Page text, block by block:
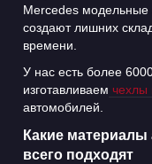
Mercedes
создают лишних
времени.
У нас есть более
изготавливаем чехлы
автомобилей.
Какие материалы
всего подходят